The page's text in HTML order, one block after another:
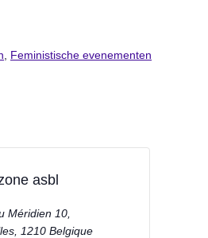
Feministische evenementen
asbl
Méridien 10,
, 1210 Belgique